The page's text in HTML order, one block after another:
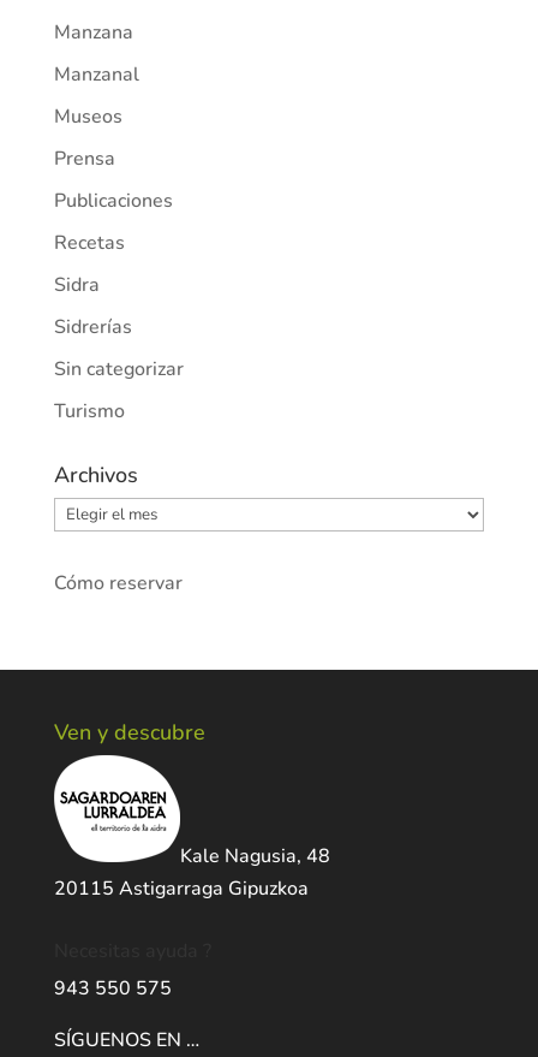
Manzana
Manzanal
Museos
Prensa
Publicaciones
Recetas
Sidra
Sidrerías
Sin categorizar
Turismo
Archivos
Archivos
Cómo reservar
Ven y descubre
Kale Nagusia, 48
20115 Astigarraga Gipuzkoa
943 550 575
SÍGUENOS EN …